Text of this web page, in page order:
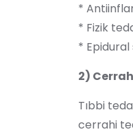
*
* Fizik
*
2)
Tıbbi
cerrahi